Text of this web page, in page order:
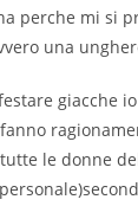
perche mi si
una
giacche
le donne